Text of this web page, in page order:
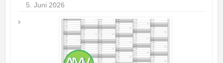
5. Juni 2026